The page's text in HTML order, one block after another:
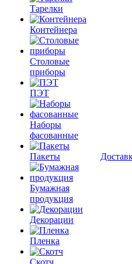
Тарелки
Контейнера
Столовые
приборы
ПЭТ
Наборы
фасованные
Пакеты
Бумажная
продукция
Декорации
Пленка
Скотч